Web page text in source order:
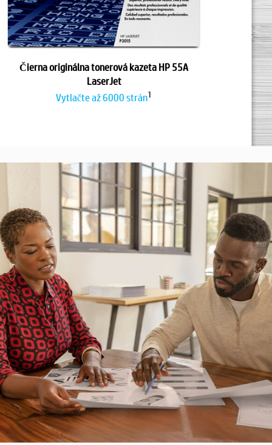
Čierna originálna tonerová kazeta HP 55A
LaserJet
Vytlačte až 6000 strán1